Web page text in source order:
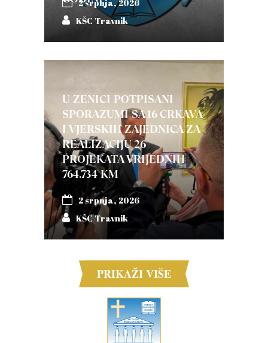
2 srpnja, 2026
KŠC Travnik
U ZENICI POTPISANI
SPORAZUMI SA 16 CRKAVA
I VJERSKIH ZAJEDNICA ZA
REALIZACIJU 26
PROJEKATA VRIJEDNIH
764.734 KM
2 srpnja, 2026
KŠC Travnik
PRIKAŽI VIŠE